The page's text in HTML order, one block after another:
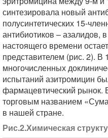
синтезировала новый
полусинтетических 15-
антибиотиков – азалидов,
настоящего времени
представителем (рис. 2). В
многочисленных
испытаний азитромицин
фармацевтический рынок.
торговым названием
в нашей стране.
Рис.2.Химическая